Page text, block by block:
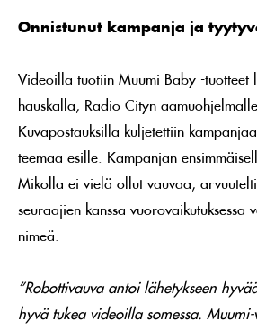
Onnistunut kampanja ja
Videoilla tuotiin Muumi Baby -tuotteet
hauskalla, Radio Cityn
Kuvapostauksilla kuljetettiin
teemaa esille. Kampanjan
Mikolla ei vielä ollut vauvaa,
seuraajien kanssa vuorovaikutuksessa
nimeä.
”Robottivauva antoi lähetykseen
hyvä tukea videoilla somessa.